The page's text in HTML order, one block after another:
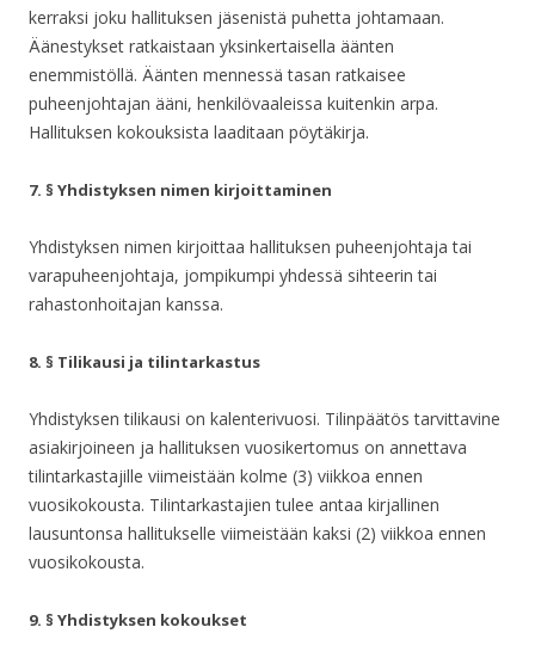
kerraksi joku hallituksen jäsenistä puhetta johtamaan.
Äänestykset ratkaistaan yksinkertaisella äänten
enemmistöllä. Äänten mennessä tasan ratkaisee
puheenjohtajan ääni, henkilövaaleissa kuitenkin arpa.
Hallituksen kokouksista laaditaan pöytäkirja.
7. § Yhdistyksen nimen kirjoittaminen
Yhdistyksen nimen kirjoittaa hallituksen puheenjohtaja tai
varapuheenjohtaja, jompikumpi yhdessä sihteerin tai
rahastonhoitajan kanssa.
8. § Tilikausi ja tilintarkastus
Yhdistyksen tilikausi on kalenterivuosi. Tilinpäätös tarvittavine
asiakirjoineen ja hallituksen vuosikertomus on annettava
tilintarkastajille viimeistään kolme (3) viikkoa ennen
vuosikokousta. Tilintarkastajien tulee antaa kirjallinen
lausuntonsa hallitukselle viimeistään kaksi (2) viikkoa ennen
vuosikokousta.
9. § Yhdistyksen kokoukset